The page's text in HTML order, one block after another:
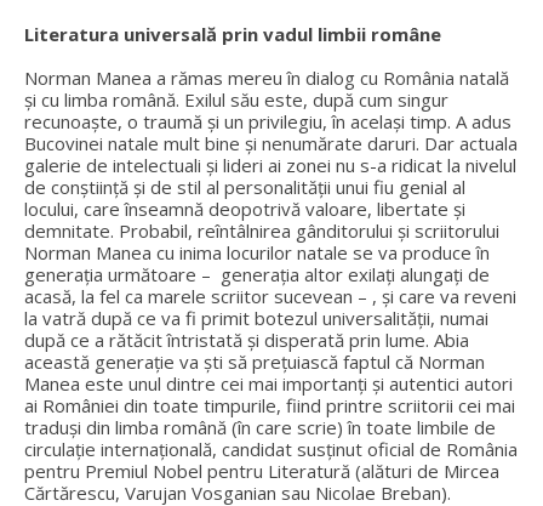
Literatura universală prin vadul limbii române
Norman Manea a rămas mereu în dialog cu România natală
și cu limba română. Exilul său este, după cum singur
recunoaște, o traumă și un privilegiu, în același timp. A adus
Bucovinei natale mult bine și nenumărate daruri. Dar actuala
galerie de intelectuali și lideri ai zonei nu s-a ridicat la nivelul
de conștiință și de stil al personalității unui fiu genial al
locului, care înseamnă deopotrivă valoare, libertate și
demnitate. Probabil, reîntâlnirea gânditorului și scriitorului
Norman Manea cu inima locurilor natale se va produce în
generația următoare – generația altor exilați alungați de
acasă, la fel ca marele scriitor sucevean – , și care va reveni
la vatră după ce va fi primit botezul universalității, numai
după ce a rătăcit întristată și disperată prin lume. Abia
această generație va ști să prețuiască faptul că Norman
Manea este unul dintre cei mai importanți și autentici autori
ai României din toate timpurile, fiind printre scriitorii cei mai
traduși din limba română (în care scrie) în toate limbile de
circulație internațională, candidat susținut oficial de România
pentru Premiul Nobel pentru Literatură (alături de Mircea
Cărtărescu, Varujan Vosganian sau Nicolae Breban).